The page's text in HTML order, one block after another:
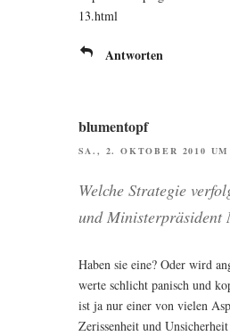
13.html
Antworten
blumentopf
SA., 2. OKTOBER 2010 UM
Wel­che Stra­te­gie
und Minis­ter­prä­si­dent
Haben sie eine? Oder wird
wer­te schlicht panisch und
ist ja nur einer von vie­len
Zeris­sen­heit und